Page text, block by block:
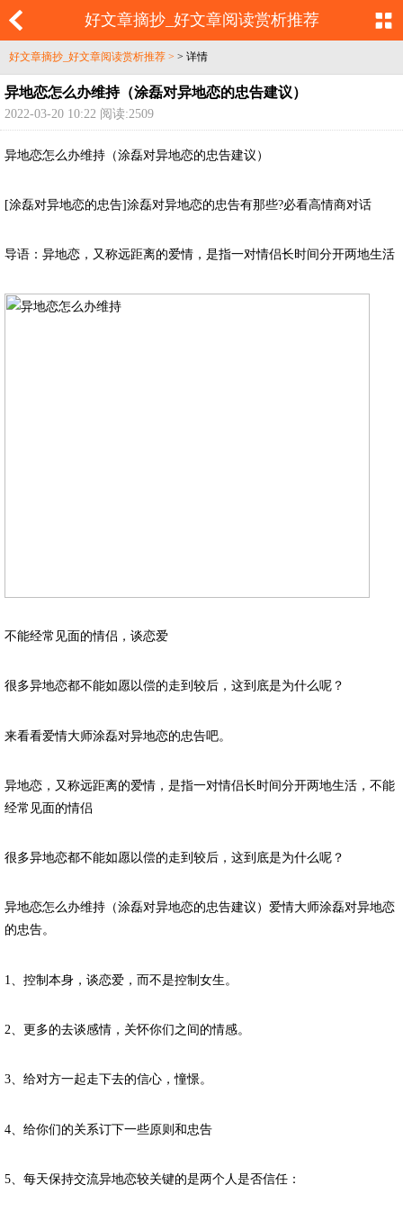
好文章摘抄_好文章阅读赏析推荐
好文章摘抄_好文章阅读赏析推荐 > > 详情
异地恋怎么办维持（涂磊对异地恋的忠告建议）
2022-03-20 10:22 阅读:2509
异地恋怎么办维持（涂磊对异地恋的忠告建议）
[涂磊对异地恋的忠告]涂磊对异地恋的忠告有那些?必看高情商对话
导语：异地恋，又称远距离的爱情，是指一对情侣长时间分开两地生活
不能经常见面的情侣，谈恋爱
很多异地恋都不能如愿以偿的走到较后，这到底是为什么呢？
来看看爱情大师涂磊对异地恋的忠告吧。
异地恋，又称远距离的爱情，是指一对情侣长时间分开两地生活，不能
经常见面的情侣
很多异地恋都不能如愿以偿的走到较后，这到底是为什么呢？
异地恋怎么办维持（涂磊对异地恋的忠告建议）爱情大师涂磊对异地恋
的忠告。
1、控制本身，谈恋爱，而不是控制女生。
2、更多的去谈感情，关怀你们之间的情感。
3、给对方一起走下去的信心，憧憬。
4、给你们的关系订下一些原则和忠告
5、每天保持交流异地恋较关键的是两个人是否信任：